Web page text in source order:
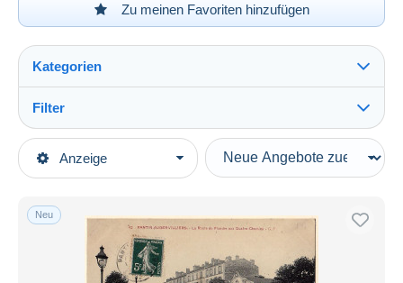
Zu meinen Favoriten hinzufügen
Anzeige
Kategorien
Hauptkategorien
Europa
[93] Seine Saint Denis
Filter
Art der Verkäufe
Laufende Angebote
Auktionen mit Geboten
Auktionen ohne Gebote
Auktionshäuser
Neu